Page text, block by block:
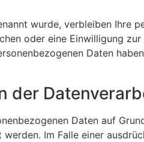
wurde, verbleiben Ihre
oder eine Einwilligung
Daten
der
Daten auf
Im Falle einer